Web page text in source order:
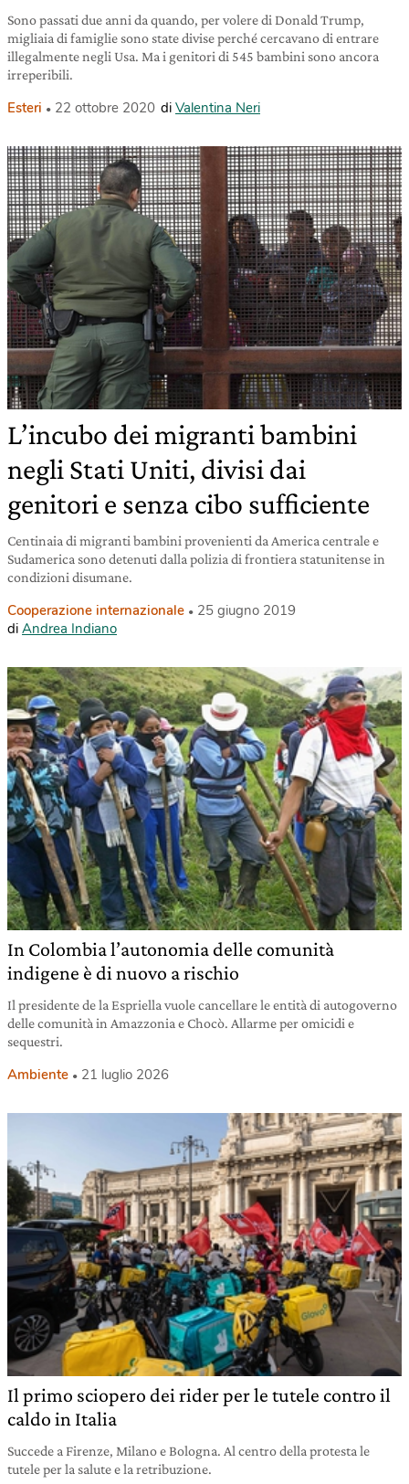
Sono passati due anni da quando, per volere di Donald Trump,
migliaia di famiglie sono state divise perché cercavano di entrare
illegalmente negli Usa. Ma i genitori di 545 bambini sono ancora
irreperibili.
Esteri 22 ottobre 2020 di Valentina Neri
L’incubo dei migranti bambini
negli Stati Uniti, divisi dai
genitori e senza cibo sufficiente
Centinaia di migranti bambini provenienti da America centrale e
Sudamerica sono detenuti dalla polizia di frontiera statunitense in
condizioni disumane.
Cooperazione internazionale
25 giugno 2019
di Andrea Indiano
In Colombia l’autonomia delle comunità
indigene è di nuovo a rischio
Il presidente de la Espriella vuole cancellare le entità di autogoverno
delle comunità in Amazzonia e Chocò. Allarme per omicidi e
sequestri.
Ambiente 21 luglio 2026
Il primo sciopero dei rider per le tutele contro il
caldo in Italia
Succede a Firenze, Milano e Bologna. Al centro della protesta le
tutele per la salute e la retribuzione.